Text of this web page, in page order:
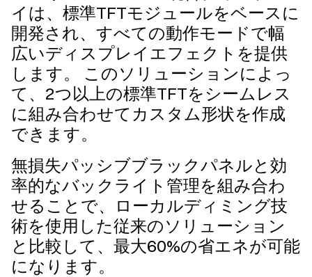
イは、標準TFTモジュールをベースに
開発され、すべての動作モードで幅
広いディスプレイエフェクトを提供
します。 このソリューションによっ
て、2つ以上の標準TFTをシームレス
に組み合わせてカスタム形状を作成
できます。
無損失パッシブブラックパネルと効
率的なバックライト管理を組み合わ
せることで、ローカルディミング技
術を使用した従来のソリューション
と比較して、最大60%の省エネが可能
になります。